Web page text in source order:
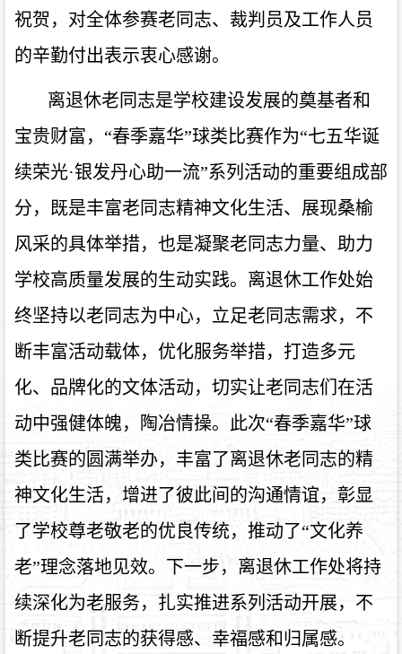
祝贺，对全体参赛老同志、裁判员及工作人员
的辛勤付出表示衷心感谢。
离退休老同志是学校建设发展的奠基者和
宝贵财富，“春季嘉华”球类比赛作为“七五华诞
续荣光·银发丹心助一流”系列活动的重要组成部
分，既是丰富老同志精神文化生活、展现桑榆
风采的具体举措，也是凝聚老同志力量、助力
学校高质量发展的生动实践。离退休工作处始
终坚持以老同志为中心，立足老同志需求，不
断丰富活动载体，优化服务举措，打造多元
化、品牌化的文体活动，切实让老同志们在活
动中强健体魄，陶冶情操。此次“春季嘉华”球
类比赛的圆满举办，丰富了离退休老同志的精
神文化生活，增进了彼此间的沟通情谊，彰显
了学校尊老敬老的优良传统，推动了“文化养
老”理念落地见效。下一步，离退休工作处将持
续深化为老服务，扎实推进系列活动开展，不
断提升老同志的获得感、幸福感和归属感。